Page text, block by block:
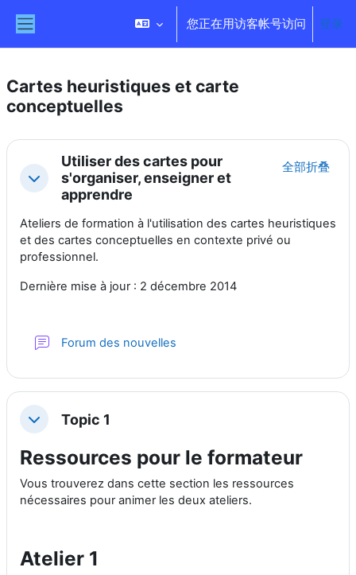
您正在用访客帐号访问 登录
Cartes heuristiques et carte
conceptuelles
章节大纲
折叠
Utiliser des cartes pour
s'organiser, enseigner et
apprendre
全部折叠
Ateliers de formation à l'utilisation des cartes heuristiques
et des cartes conceptuelles en contexte privé ou
professionnel.
Dernière mise à jour : 2 décembre 2014
Forum des nouvelles
折叠 Topic 1
Ressources pour le formateur
Vous trouverez dans cette section les ressources
nécessaires pour animer les deux ateliers.
Atelier 1